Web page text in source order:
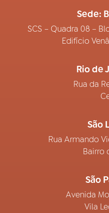
Sede:
SCS – Quadra 08 –
Edifício
Rio de
Rua da
São
Rua Armando
Bairro
São
Avenida
Vila